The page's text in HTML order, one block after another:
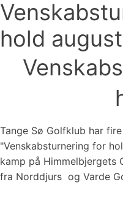
hold
Tange Sø Golfklub har
"Venskabsturnering for
kamp på Himmelbjergets
fra Norddjurs og Varde